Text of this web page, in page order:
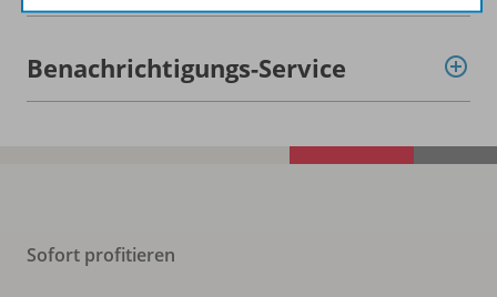
Benachrichtigungs-Service
Sofort profitieren